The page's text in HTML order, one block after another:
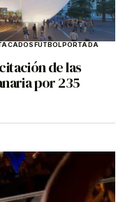
FÚTBOLPORTADA
de las
por 235